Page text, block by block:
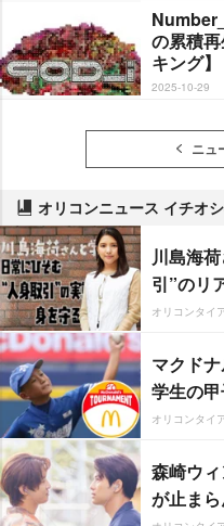
の累積
キング】
2025-10-29
ニュ
オリコンニュース イチオ
川島海
引”のリ
オリコンタイ
マクド
学生の甲
オリコンタイ
森崎ウ
が止まら